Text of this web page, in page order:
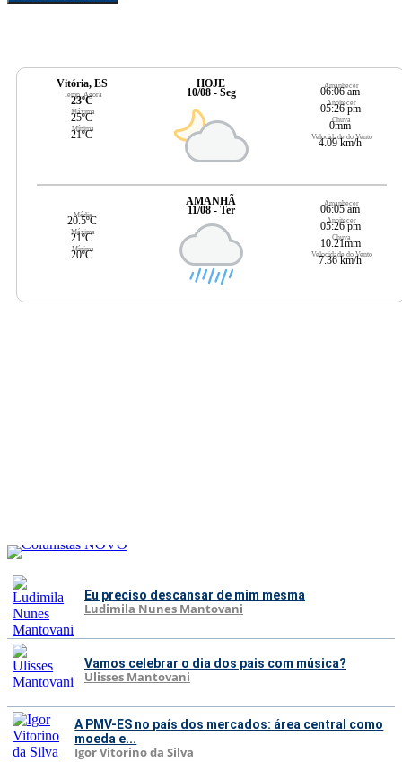
Vitória, ES
Temp. Agora
23ºC
Máxima
25ºC
Mínima
21ºC
HOJE
10/08 - Seg
Amanhecer
06:06 am
Anoitecer
05:26 pm
Chuva
0mm
Velocidade do Vento
4.09 km/h
Média
20.5ºC
Máxima
21ºC
Mínima
20ºC
AMANHÃ
11/08 - Ter
Amanhecer
06:05 am
Anoitecer
05:26 pm
Chuva
10.21mm
Velocidade do Vento
7.36 km/h
Eu preciso descansar de mim mesma
Ludimila Nunes Mantovani
Vamos celebrar o dia dos pais com música?
Ulisses Mantovani
A PMV-ES no país dos mercados: área central como
moeda e...
Igor Vitorino da Silva